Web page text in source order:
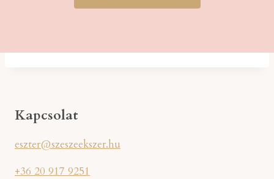
Kapcsolat
eszter@szeszeekszer.hu
+36 20 917 9251